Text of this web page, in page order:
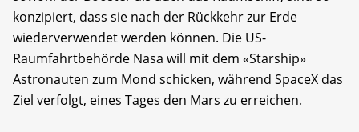
konzipiert, dass sie nach der Rückkehr zur Erde
wiederverwendet werden können. Die US-
Raumfahrtbehörde Nasa will mit dem «Starship»
Astronauten zum Mond schicken, während SpaceX das
Ziel verfolgt, eines Tages den Mars zu erreichen.